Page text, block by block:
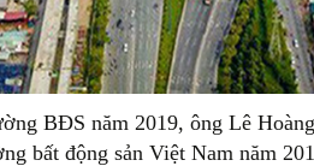
BĐS năm 2019, ông Lê
bất động sản Việt Nam năm